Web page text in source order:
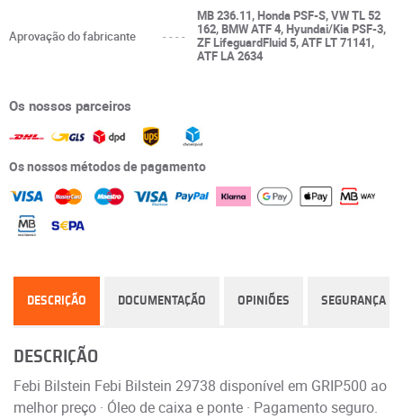
Aprovação do fabricante ----
MB 236.11, Honda PSF-S, VW TL 52
162, BMW ATF 4, Hyundai/Kia PSF-3,
ZF LifeguardFluid 5, ATF LT 71141,
ATF LA 2634
Os nossos parceiros
Os nossos métodos de pagamento
DESCRIÇÃO DOCUMENTAÇÃO OPINIÕES SEGURANÇA
DESCRIÇÃO
Febi Bilstein Febi Bilstein 29738 disponível em GRIP500 ao
melhor preço · Óleo de caixa e ponte · Pagamento seguro.